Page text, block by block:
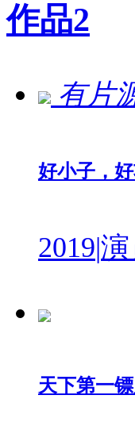
作品2
有片
好小子，
2019|
天下第一